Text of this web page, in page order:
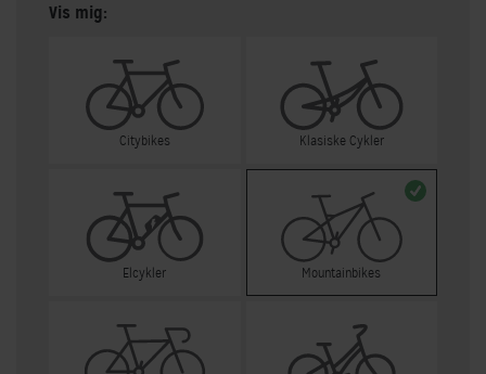
Vis mig:
Citybikes Klasiske Cykler
Elcykler Mountainbikes